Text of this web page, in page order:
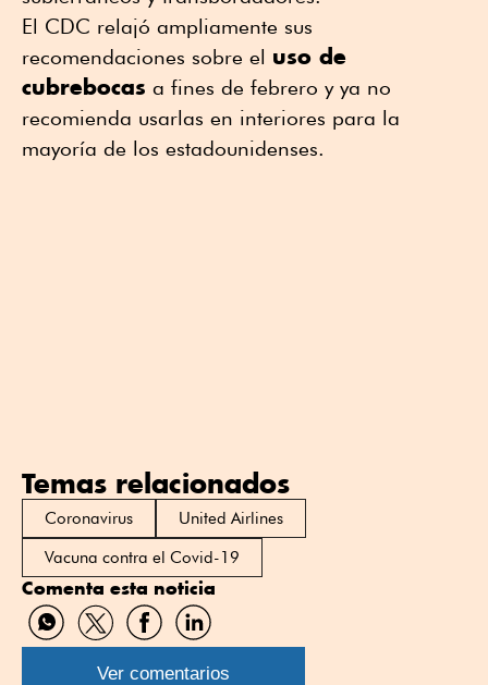
El CDC relajó ampliamente sus
recomendaciones sobre el uso de
cubrebocas a fines de febrero y ya no
recomienda usarlas en interiores para la
mayoría de los estadounidenses.
Temas relacionados
Coronavirus
United Airlines
Vacuna contra el Covid-19
Comenta esta noticia
Compartir
por
WhatsApp
Compartir
por
Twitter
Compartir
por
Facebook
Compartir
por
Linkedin
Ver comentarios